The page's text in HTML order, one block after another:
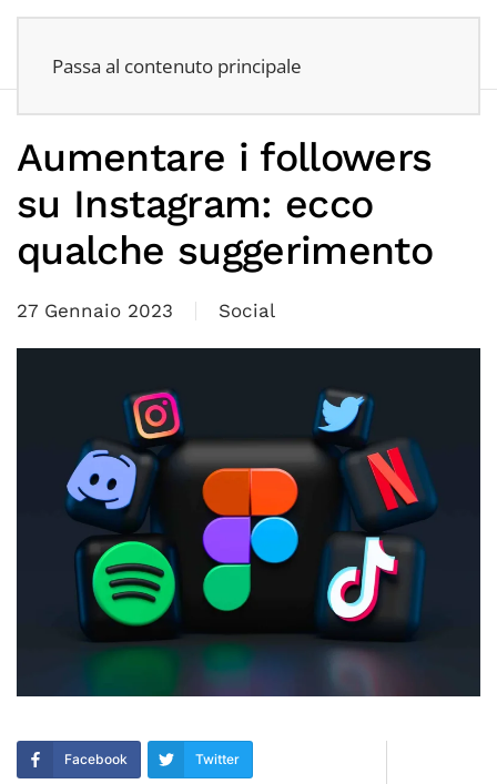
Passa al contenuto principale
Aumentare i followers
su Instagram: ecco
qualche suggerimento
27 Gennaio 2023 Social
Facebook Twitter